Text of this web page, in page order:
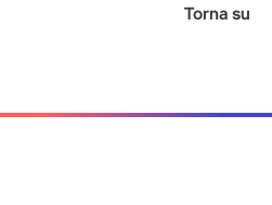
Torna su